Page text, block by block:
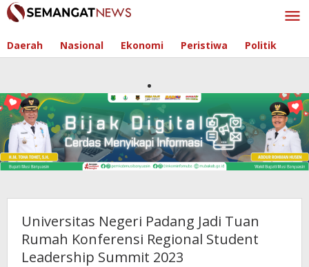
Skip
to
Daerah Nasional Ekonomi Peristiwa Politik
Universitas Negeri Padang Jadi Tuan
Rumah Konferensi Regional Student
Leadership Summit 2023